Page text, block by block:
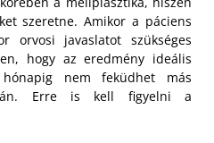
szeretne. Amikor a páciens
orvosi javaslatot szükséges
hogy az eredmény ideális
nem feküdhet más
Erre is kell figyelni a